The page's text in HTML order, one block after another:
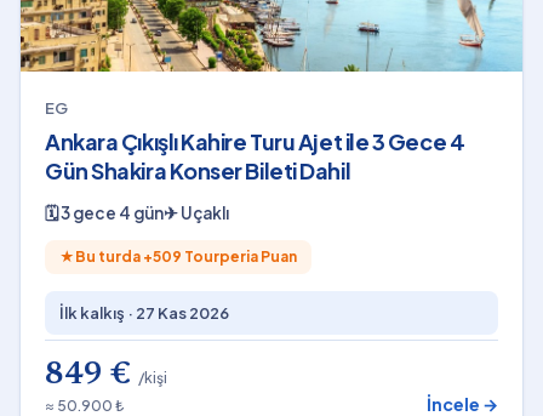
EG
Ankara Çıkışlı Kahire Turu Ajet ile 3 Gece 4
Gün Shakira Konser Bileti Dahil
🗓3 gece 4 gün✈Uçaklı
★ Bu turda +509 Tourperia Puan
İlk kalkış · 27 Kas 2026
849 € /kişi
≈ 50.900 ₺
İncele →